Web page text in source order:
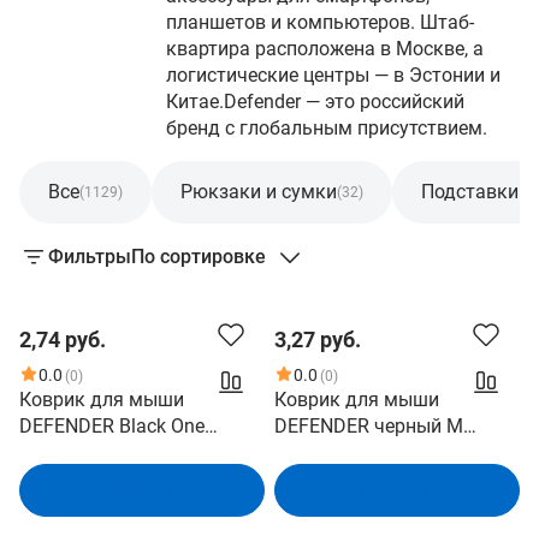
планшетов и компьютеров. Штаб-
квартира расположена в Москве, а
логистические центры — в Эстонии и
Китае.Defender — это российский
бренд с глобальным присутствием.
Все(1129) Рюкзаки и сумки(32) Подставки
ФильтрыПо сортировке
2,74 руб.
0.0 (0)
Коврик для мыши
DEFENDER Black One
прорезиненное основание,
200x250x2мм) (50016)
3,27 руб.
0.0 (0)
Коврик для мыши
DEFENDER черный M
основание, 250х200х3мм)
(50550)